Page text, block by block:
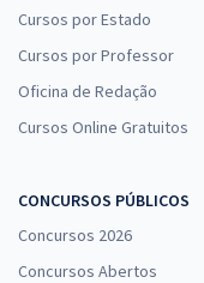
Prefeitura de Bela Vista
Para o Cargo
Cursos por Estado
Cursos por Professor
Oficina de Redação
Cursos Online Gratuitos
CONCURSOS PÚBLICOS
Concursos 2026
Concursos Abertos